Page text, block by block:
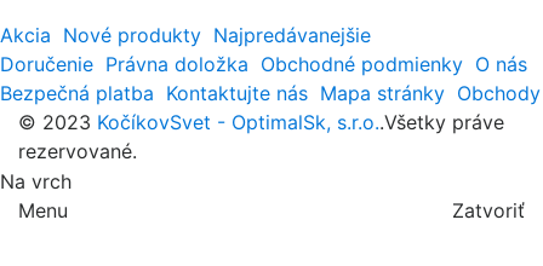
Akcia Nové produkty Najpredávanejšie
Doručenie Právna doložka Obchodné podmienky O nás
Bezpečná platba Kontaktujte nás Mapa stránky Obchody
© 2023 KočíkovSvet - OptimalSk, s.r.o..Všetky práve
rezervované.
Na vrch
Menu
Zatvoriť